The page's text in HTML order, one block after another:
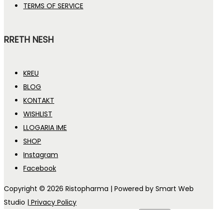
TERMS OF SERVICE
RRETH NESH
KREU
BLOG
KONTAKT
WISHLIST
LLOGARIA IME
SHOP
Instagram
Facebook
Copyright © 2026 Ristopharma | Powered by Smart Web
Studio | Privacy Policy